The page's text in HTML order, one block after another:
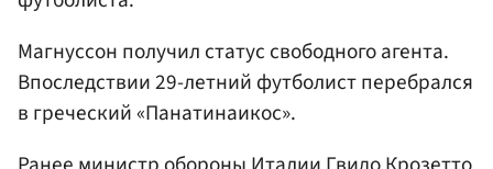
Магнуссон получил статус свободного агента.
Впоследствии 29-летний футболист перебрался
в греческий «Панатинаикос».